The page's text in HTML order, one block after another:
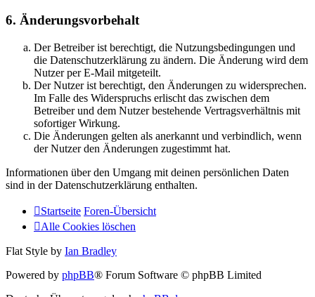
6. Änderungsvorbehalt
Der Betreiber ist berechtigt, die Nutzungsbedingungen und
die Datenschutzerklärung zu ändern. Die Änderung wird dem
Nutzer per E-Mail mitgeteilt.
Der Nutzer ist berechtigt, den Änderungen zu widersprechen.
Im Falle des Widerspruchs erlischt das zwischen dem
Betreiber und dem Nutzer bestehende Vertragsverhältnis mit
sofortiger Wirkung.
Die Änderungen gelten als anerkannt und verbindlich, wenn
der Nutzer den Änderungen zugestimmt hat.
Informationen über den Umgang mit deinen persönlichen Daten
sind in der Datenschutzerklärung enthalten.
Startseite Foren-Übersicht
Alle Cookies löschen
Flat Style by Ian Bradley
Powered by phpBB® Forum Software © phpBB Limited